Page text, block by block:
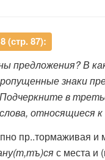
(стр. 87):
предложения? В
знаки
в
относящиеся
пр..тормаживая и
с места и